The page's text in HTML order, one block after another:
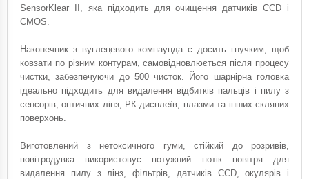
SensorKlear II, яка підходить для очищення датчиків CCD і
CMOS.
Наконечник з вуглецевого компаунда є досить гнучким, щоб
ковзати по різним контурам, самовідновлюється після процесу
чистки, забезпечуючи до 500 чисток. Його шарнірна головка
ідеально підходить для видалення відбитків пальців і пилу з
сенсорів, оптичних лінз, РК-дисплеїв, плазми та інших скляних
поверхонь.
Виготовлений з нетоксичного гуми, стійкий до розривів,
повітродувка використовує потужний потік повітря для
видалення пилу з лінз, фільтрів, датчиків CCD, окулярів і